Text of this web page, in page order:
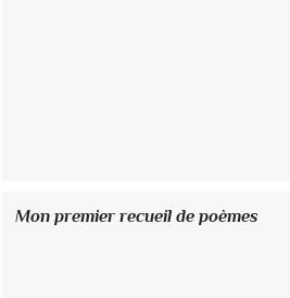
Mon premier recueil de poèmes